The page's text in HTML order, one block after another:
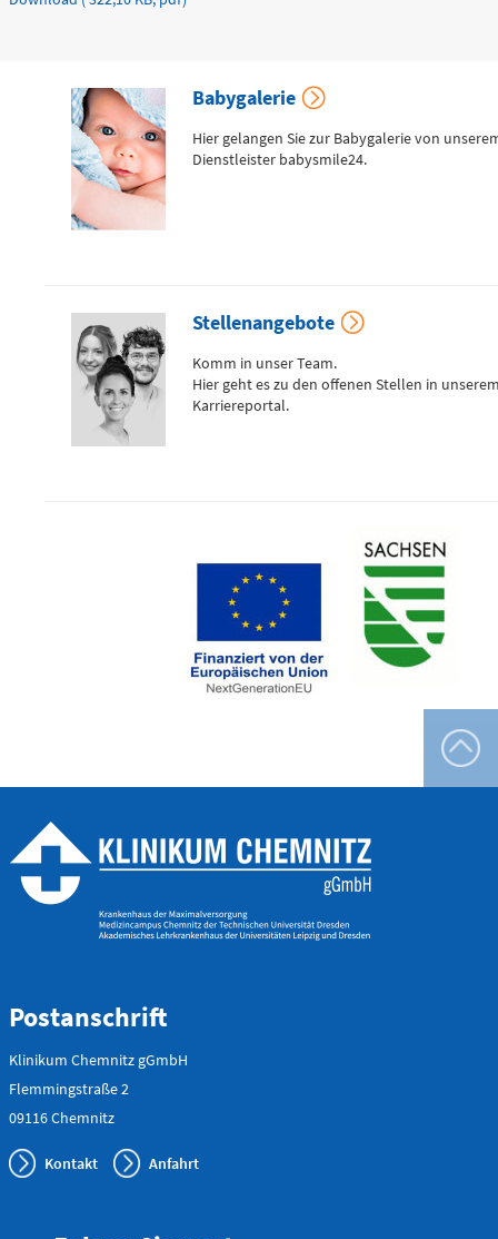
(0 bis 24 Uhr)
Für alle dringenden und lebensbedrohlichen medizinischen
Notfälle (Flemmingstraße 2)
0371 - 333 35500
Notfall-Cardio-Hotline
(0 bis 24 Uhr)
0172 - 377 2436
Flemmingstraße 2 (N022/Haus
1)
Telefon
0371 - 333
36328
Telefon
0371 - 333
24350
Gefäß- und
Babygalerie
Hier gelangen Sie zur Babygalerie von
Dienstleister babysmile24.
Stellenangebote
Komm in unser Team.
Hier geht es zu den offenen Stellen in
Karriereportal.
Postanschrift
Klinikum Chemnitz gGmbH
Flemmingstraße 2
09116 Chemnitz
Kontakt Anfahrt